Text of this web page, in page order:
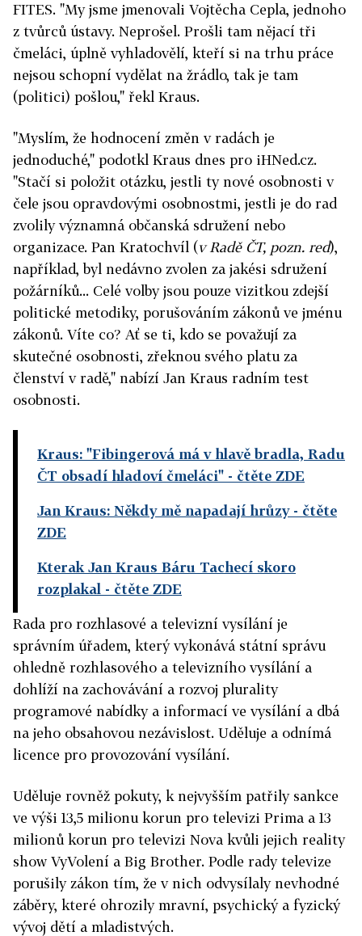
FITES. "My jsme jmenovali Vojtěcha Cepla, jednoho
z tvůrců ústavy. Neprošel. Prošli tam nějací tři
čmeláci, úplně vyhladovělí, kteří si na trhu práce
nejsou schopní vydělat na žrádlo, tak je tam
(politici) pošlou," řekl Kraus.
"Myslím, že hodnocení změn v radách je
jednoduché," podotkl Kraus dnes pro iHNed.cz.
"Stačí si položit otázku, jestli ty nové osobnosti v
čele jsou opravdovými osobnostmi, jestli je do rad
zvolily významná občanská sdružení nebo
organizace. Pan Kratochvíl (v Radě ČT, pozn. red),
například, byl nedávno zvolen za jakési sdružení
požárníků... Celé volby jsou pouze vizitkou zdejší
politické metodiky, porušováním zákonů ve jménu
zákonů. Víte co? Ať se ti, kdo se považují za
skutečné osobnosti, zřeknou svého platu za
členství v radě," nabízí Jan Kraus radním test
osobnosti.
Kraus: "Fibingerová má v hlavě bradla, Radu
ČT obsadí hladoví čmeláci" - čtěte ZDE
Jan Kraus: Někdy mě napadají hrůzy- čtěte
ZDE
Kterak Jan Kraus Báru Tachecí skoro
rozplakal - čtěte ZDE
Rada pro rozhlasové a televizní vysílání je
správním úřadem, který vykonává státní správu
ohledně rozhlasového a televizního vysílání a
dohlíží na zachovávání a rozvoj plurality
programové nabídky a informací ve vysílání a dbá
na jeho obsahovou nezávislost. Uděluje a odnímá
licence pro provozování vysílání.
Uděluje rovněž pokuty, k nejvyšším patřily sankce
ve výši 13,5 milionu korun pro televizi Prima a 13
milionů korun pro televizi Nova kvůli jejich reality
show VyVolení a Big Brother. Podle rady televize
porušily zákon tím, že v nich odvysílaly nevhodné
záběry, které ohrozily mravní, psychický a fyzický
vývoj dětí a mladistvých.